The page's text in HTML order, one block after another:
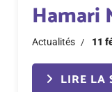
Hamari
Actualités 11
LIRE LA